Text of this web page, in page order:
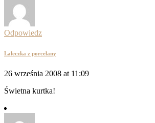
Odpowiedz
Laleczka z porcelany
26 września 2008 at 11:09
Świetna kurtka!